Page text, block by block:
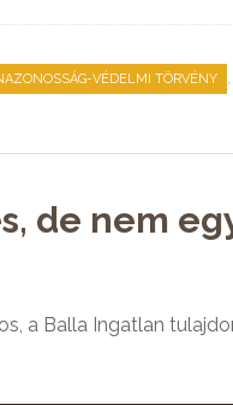
VÉDELMI TÖRVÉNY ,
de nem
a Balla Ingatlan